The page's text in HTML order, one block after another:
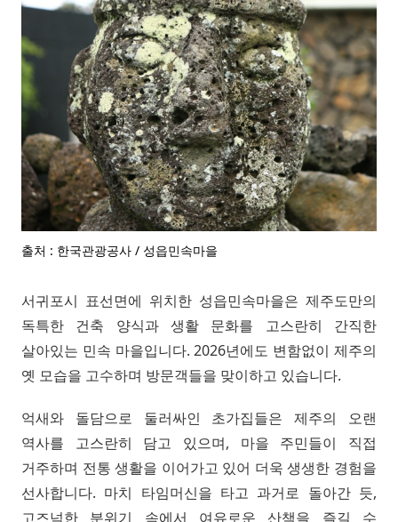
출처 : 한국관광공사 / 성읍민속마을
서귀포시 표선면에 위치한 성읍민속마을은 제주도만의
독특한 건축 양식과 생활 문화를 고스란히 간직한
살아있는 민속 마을입니다. 2026년에도 변함없이 제주의
옛 모습을 고수하며 방문객들을 맞이하고 있습니다.
억새와 돌담으로 둘러싸인 초가집들은 제주의 오랜
역사를 고스란히 담고 있으며, 마을 주민들이 직접
거주하며 전통 생활을 이어가고 있어 더욱 생생한 경험을
선사합니다. 마치 타임머신을 타고 과거로 돌아간 듯,
고즈넉한 분위기 속에서 여유로운 산책을 즐길 수